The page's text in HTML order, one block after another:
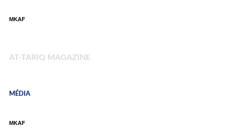
MKAF
AT-TARIQ MAGAZINE
MÉDIA
MKAF